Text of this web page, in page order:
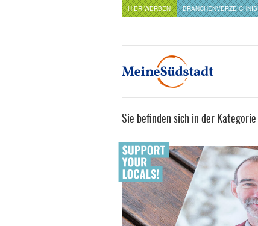
HIER WERBEN BRANCHENVERZEICHNIS
Sie befinden sich in der Kategorie